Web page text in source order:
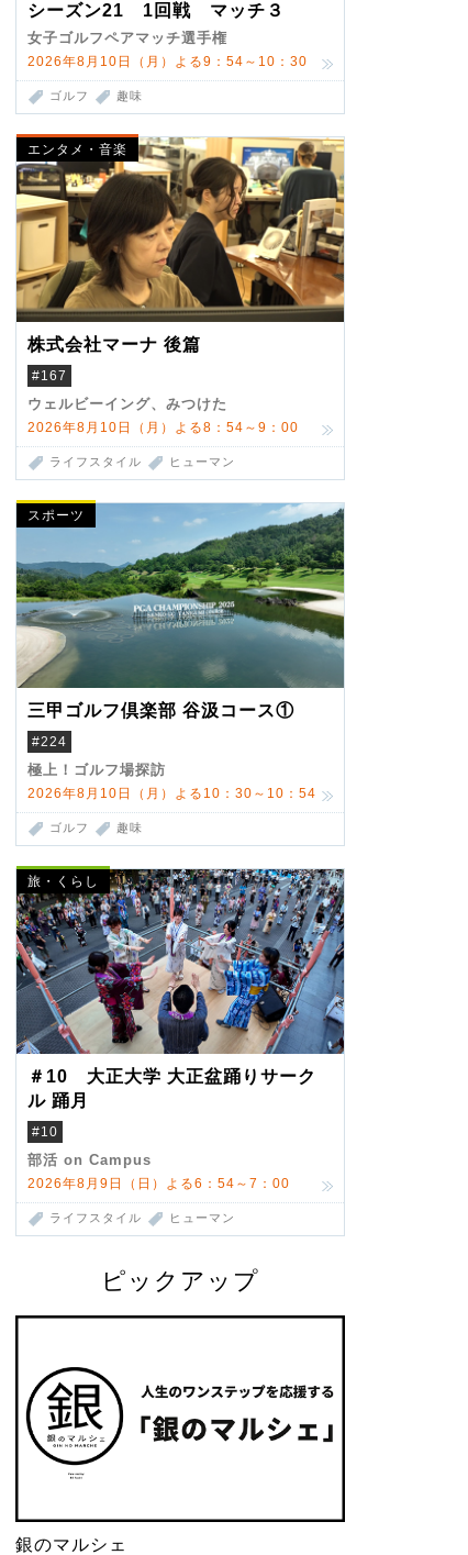
シーズン21 1回戦 マッチ３
女子ゴルフペアマッチ選手権
2026年8月10日（月）よる9：54～10：30
ゴルフ 趣味
エンタメ・音楽
株式会社マーナ 後篇
#167
ウェルビーイング、みつけた
2026年8月10日（月）よる8：54～9：00
ライフスタイル ヒューマン
スポーツ
三甲ゴルフ倶楽部 谷汲コース①
#224
極上！ゴルフ場探訪
2026年8月10日（月）よる10：30～10：54
ゴルフ 趣味
旅・くらし
＃10 大正大学 大正盆踊りサーク
ル 踊月
#10
部活 on Campus
2026年8月9日（日）よる6：54～7：00
ライフスタイル ヒューマン
ピックアップ
銀のマルシェ